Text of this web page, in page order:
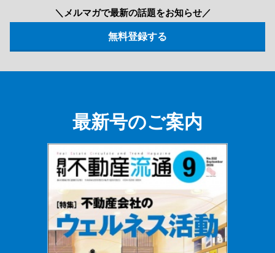
＼メルマガで最新の話題をお知らせ／
最新号のご案内